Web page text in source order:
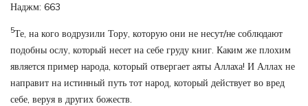
Наджм: 663
5Те, на кого водрузили Тору, которую они не несут/не соблюдают
подобны ослу, который несет на себе груду книг. Каким же плохим
является пример народа, который отвергает аяты Аллаха! И Аллах не
направит на истинный путь тот народ, который действует во вред
себе, веруя в других божеств.